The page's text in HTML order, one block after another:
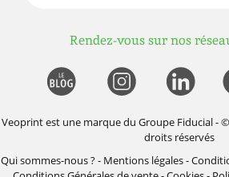
Rendez-vous sur nos
Veoprint est une marque du Groupe Fiducial- ©
droits réservés
Qui sommes-nous ?- Mentions légales-